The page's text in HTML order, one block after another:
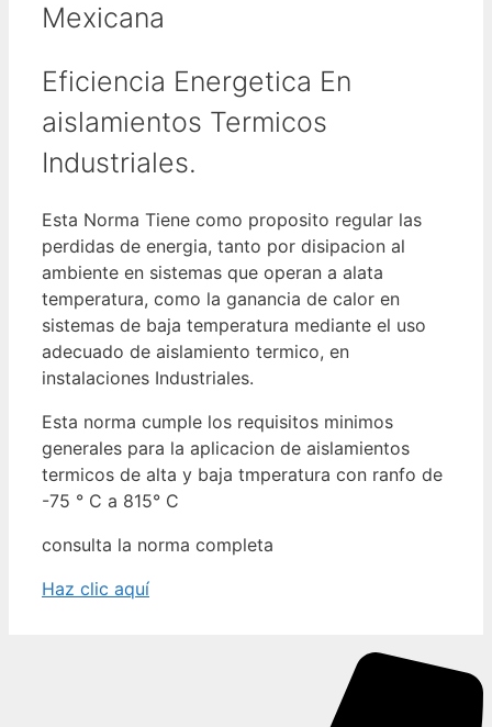
Mexicana
Eficiencia Energetica En
aislamientos Termicos
Industriales.
Esta Norma Tiene como proposito regular las
perdidas de energia, tanto por disipacion al
ambiente en sistemas que operan a alata
temperatura, como la ganancia de calor en
sistemas de baja temperatura mediante el uso
adecuado de aislamiento termico, en
instalaciones Industriales.
Esta norma cumple los requisitos minimos
generales para la aplicacion de aislamientos
termicos de alta y baja tmperatura con ranfo de
-75 ° C a 815° C
consulta la norma completa
Haz clic aquí